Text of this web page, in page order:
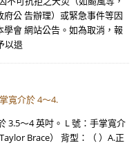
公 告辦理）或緊急事件等因
會 網站公告。如為取消，報
以退
寬介於 4～4.
3.5～4 英吋。 L 號：手掌寬介
Brace） 背型：（ ）A.正